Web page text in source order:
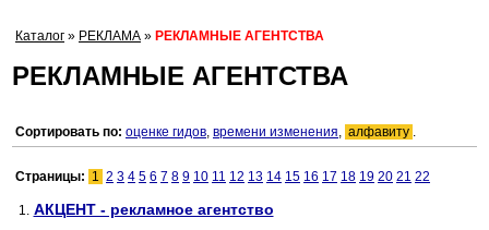
Каталог » РЕКЛАМА » РЕКЛАМНЫЕ АГЕНТСТВА
РЕКЛАМНЫЕ АГЕНТСТВА
Сортировать по: оценке гидов, времени изменения, алфавиту .
Страницы: 1 2 3 4 5 6 7 8 9 10 11 12 13 14 15 16 17 18 19 20 21 22
1. AКЦЕНТ - рекламное агентство